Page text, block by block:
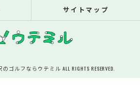
サイトマップ
ゴルフならウテミル ALL RIGHTS RESERVED.